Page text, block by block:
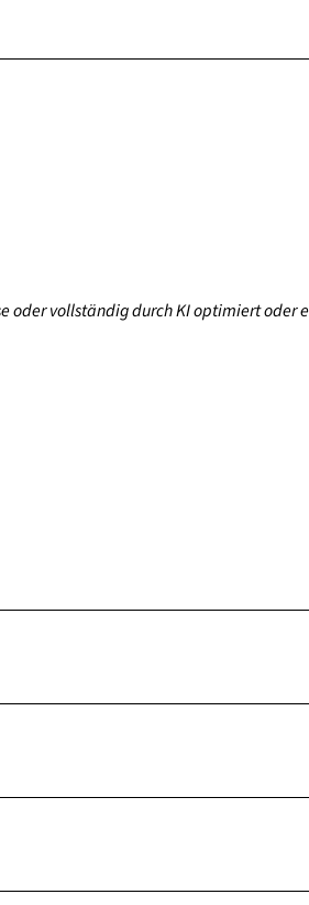
oder vollständig durch KI optimiert oder